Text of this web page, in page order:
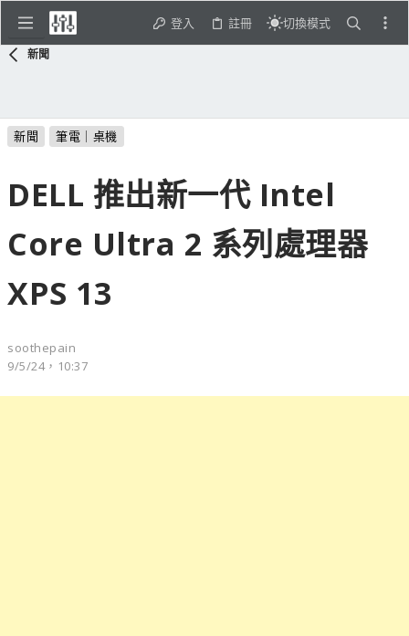
登入 註冊 切換模式
新聞
新聞 筆電｜桌機
DELL 推出新一代 Intel
Core Ultra 2 系列處理器
XPS 13
soothepain
9/5/24，10:37